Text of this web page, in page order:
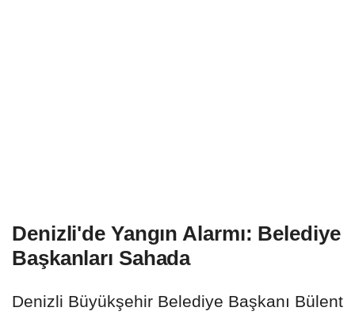
Denizli'de Yangın Alarmı: Belediye
Başkanları Sahada
Denizli Büyükşehir Belediye Başkanı Bülent